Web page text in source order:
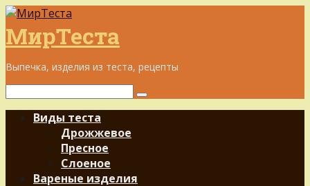
Перейти
к
контенту
МирТеста
Выпечка, изделия из теста, рецепты
Поиск:
Виды теста
Дрожжевое
Пресное
Слоеное
Вареные изделия